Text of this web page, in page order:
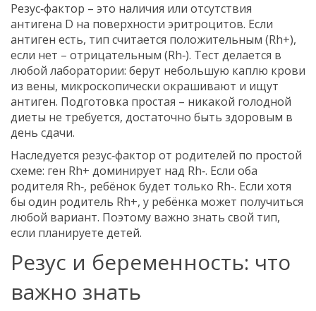
Резус‑фактор – это наличия или отсутствия
антигена D на поверхности эритроцитов. Если
антиген есть, тип считается положительным (Rh+),
если нет – отрицательным (Rh‑). Тест делается в
любой лаборатории: берут небольшую каплю крови
из вены, микроскопически окрашивают и ищут
антиген. Подготовка простая – никакой голодной
диеты не требуется, достаточно быть здоровым в
день сдачи.
Наследуется резус‑фактор от родителей по простой
схеме: ген Rh+ доминирует над Rh‑. Если оба
родителя Rh‑, ребёнок будет только Rh‑. Если хотя
бы один родитель Rh+, у ребёнка может получиться
любой вариант. Поэтому важно знать свой тип,
если планируете детей.
Резус и беременность: что
важно знать